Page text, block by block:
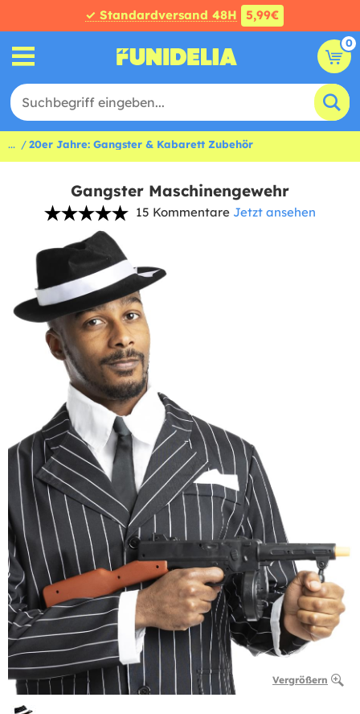
✓ Standardversand 48H 5,99€
0
... 20er Jahre: Gangster & Kabarett Zubehör
Gangster Maschinengewehr
15 Kommentare Jetzt ansehen
Vergrößern